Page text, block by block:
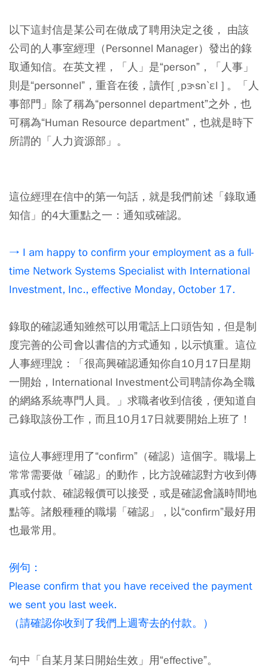
以下這封信是某公司在做成了聘用決定之後， 由該
公司的人事室經理（Personnel Manager）發出的錄
取通知信。在英文裡，「人」是“person”，「人事」
則是“personnel”，重音在後，讀作[ ͵pɝsnˋɛl ] 。「人
事部門」除了稱為“personnel department”之外，也
可稱為“Human Resource department”，也就是時下
所謂的「人力資源部」。
這位經理在信中的第一句話，就是我們前述「錄取通
知信」的4大重點之一：通知或確認。
→ I am happy to confirm your employment as a full-
time Network Systems Specialist with International
Investment, Inc., effective Monday, October 17.
錄取的確認通知雖然可以用電話上口頭告知，但是制
度完善的公司會以書信的方式通知，以示慎重。這位
人事經理說：「很高興確認通知你自10月17日星期
一開始，International Investment公司聘請你為全職
的網絡系統專門人員。」求職者收到信後，便知道自
己錄取該份工作，而且10月17日就要開始上班了！
這位人事經理用了“confirm”（確認）這個字。職場上
常常需要做「確認」的動作，比方說確認對方收到傳
真或付款、確認報價可以接受，或是確認會議時間地
點等。諸般種種的職場「確認」，以“confirm”最好用
也最常用。
例句：
Please confirm that you have received the payment
we sent you last week.
（請確認你收到了我們上週寄去的付款。）
句中「自某月某日開始生效」用“effective”。